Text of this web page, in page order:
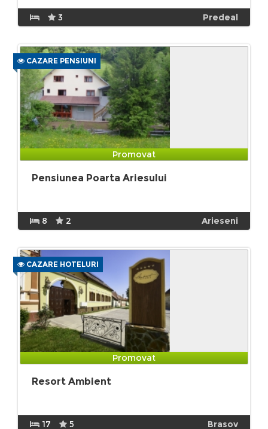
3 Predeal
CAZARE PENSIUNI
Promovat
Pensiunea Poarta Ariesului
8 2 Arieseni
CAZARE HOTELURI
Promovat
Resort Ambient
17 5 Brasov